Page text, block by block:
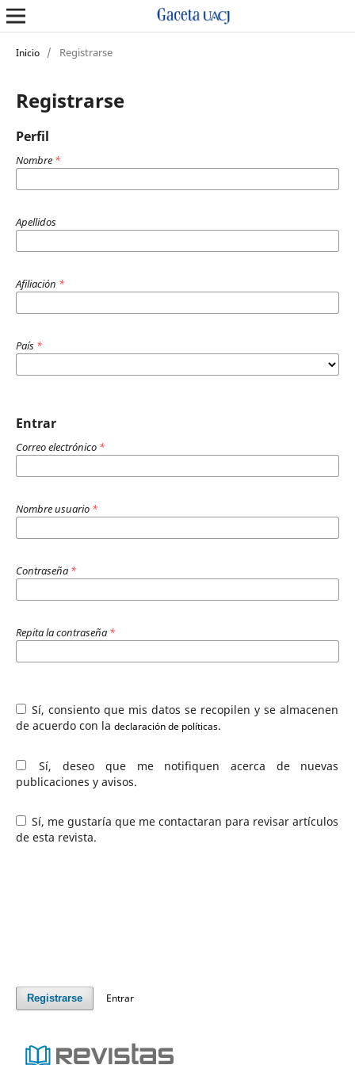
Inicio / Registrarse
Registrarse
Perfil
Nombre *
Apellidos
Afiliación *
País *
Entrar
Correo electrónico *
Nombre usuario *
Contraseña *
Repita la contraseña *
Sí, consiento que mis datos se recopilen y se almacenen
de acuerdo con la declaración de políticas.
Sí, deseo que me notifiquen acerca de nuevas
publicaciones y avisos.
Sí, me gustaría que me contactaran para revisar artículos
de esta revista.
Registrarse Entrar